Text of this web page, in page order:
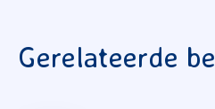
Gerelateerde